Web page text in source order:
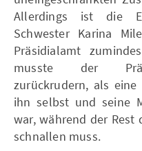
Allerdings ist die
Schwester Karina
Präsidialamt
musste der
zurückrudern, als
ihn selbst und seine
war, während der Rest
schnallen muss.